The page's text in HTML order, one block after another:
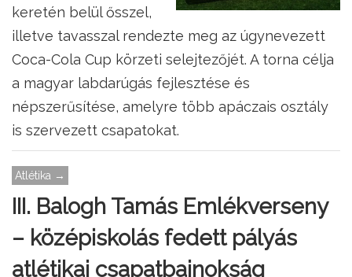
keretén belül ősszel,
illetve tavasszal rendezte meg az úgynevezett
Coca-Cola Cup körzeti selejtezőjét. A torna célja
a magyar labdarúgás fejlesztése és
népszerűsítése, amelyre több apáczais osztály
is szervezett csapatokat.
Atlétika →
III. Balogh Tamás Emlékverseny
– középiskolás fedett pályás
atlétikai csapatbajnokság